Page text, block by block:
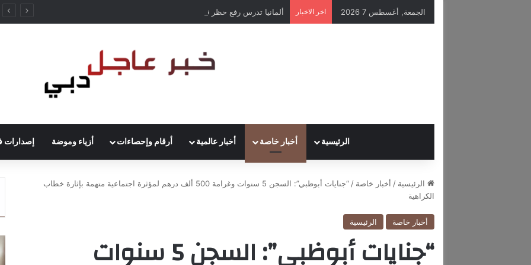
الجمعة, أغسطس 7 2026 اخر الاخبار
الرئيسية أخبار خاصة أخبار عالمية أرقام وإحصاءات أزياء وموضة إصدارات
الرئيسية / أخبار خاصة /
“جنايات أبوظبي”: السجن 5 سنوات وغرامة 500 ألف درهم لمؤثرة اجتماعية متهمة بإثارة خطاب
الكراهية
أخبار خاصة الرئيسية
“جنايات أبوظبي”: السجن 5 سنوات